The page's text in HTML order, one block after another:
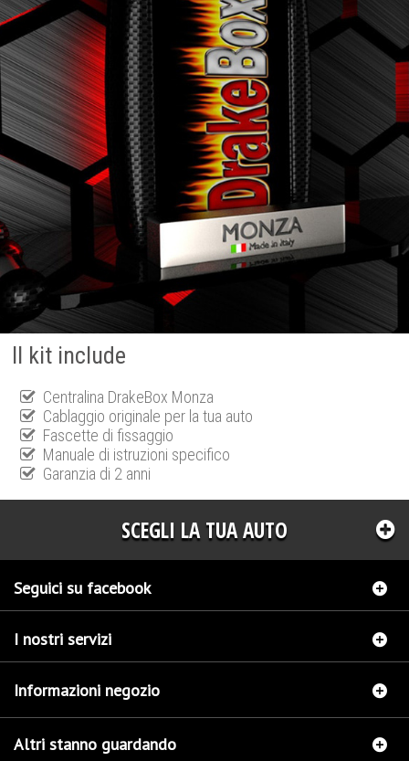
Il kit include
Centralina DrakeBox Monza
Cablaggio originale per la tua auto
Fascette di fissaggio
Manuale di istruzioni specifico
Garanzia di 2 anni
SCEGLI LA TUA AUTO
Seguici su facebook
I nostri servizi
Informazioni negozio
Altri stanno guardando